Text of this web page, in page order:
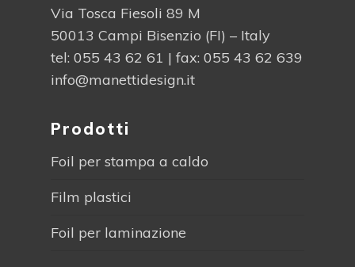
Via Tosca Fiesoli 89 M
50013 Campi Bisenzio (FI) – Italy
tel: 055 43 62 61 | fax: 055 43 62 639
info@manettidesign.it
Prodotti
Foil per stampa a caldo
Film plastici
Foil per laminazione